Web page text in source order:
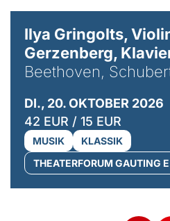
Ilya Gringolts,
Gerzenberg,
Beethoven,
DI., 20. OKTOBER 2026
42 EUR / 15 EUR
MUSIK
KLASSIK
THEATERFORUM GAUTING